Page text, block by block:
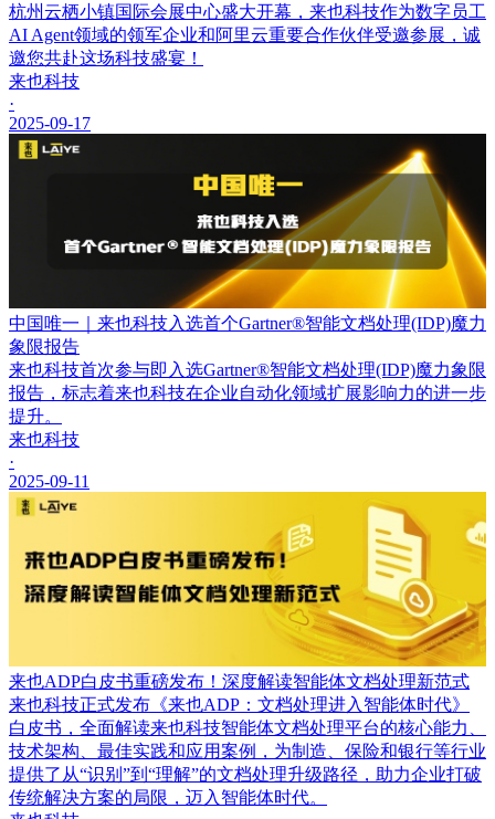
杭州云栖小镇国际会展中心盛大开幕，来也科技作为数字员工
AI Agent领域的领军企业和阿里云重要合作伙伴受邀参展，诚
邀您共赴这场科技盛宴！
来也科技
·
2025-09-17
中国唯一｜来也科技入选首个Gartner®智能文档处理(IDP)魔力
象限报告
来也科技首次参与即入选Gartner®智能文档处理(IDP)魔力象限
报告，标志着来也科技在企业自动化领域扩展影响力的进一步
提升。
来也科技
·
2025-09-11
来也ADP白皮书重磅发布！深度解读智能体文档处理新范式
来也科技正式发布《来也ADP：文档处理进入智能体时代》
白皮书，全面解读来也科技智能体文档处理平台的核心能力、
技术架构、最佳实践和应用案例，为制造、保险和银行等行业
提供了从“识别”到“理解”的文档处理升级路径，助力企业打破
传统解决方案的局限，迈入智能体时代。